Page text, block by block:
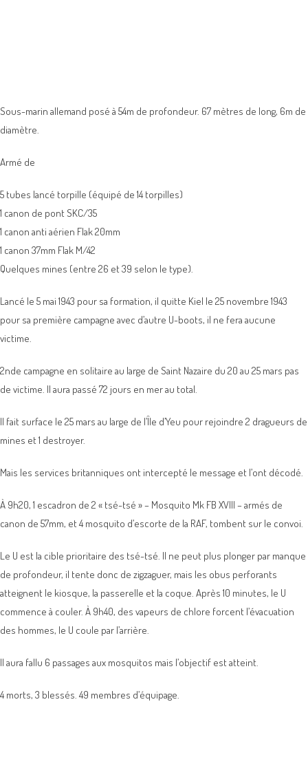
Sous-marin allemand posé à 54m de profondeur. 67 mètres de long, 6m de
diamètre.
Armé de
5 tubes lancé torpille (équipé de 14 torpilles)
1 canon de pont SKC/35
1 canon anti aérien Flak 20mm
1 canon 37mm Flak M/42
Quelques mines (entre 26 et 39 selon le type).
Lancé le 5 mai 1943 pour sa formation, il quitte Kiel le 25 novembre 1943
pour sa première campagne avec d’autre U-boots, il ne fera aucune
victime.
2nde campagne en solitaire au large de Saint Nazaire du 20 au 25 mars pas
de victime. Il aura passé 72 jours en mer au total.
Il fait surface le 25 mars au large de l’Île d’Yeu pour rejoindre 2 dragueurs de
mines et 1 destroyer.
Mais les services britanniques ont intercepté le message et l’ont décodé.
À 9h20, 1 escadron de 2 « tsé-tsé » – Mosquito Mk FB XVIII – armés de
canon de 57mm, et 4 mosquito d’escorte de la RAF, tombent sur le convoi.
Le U est la cible prioritaire des tsé-tsé. Il ne peut plus plonger par manque
de profondeur, il tente donc de zigzaguer, mais les obus perforants
atteignent le kiosque, la passerelle et la coque. Après 10 minutes, le U
commence à couler. À 9h40, des vapeurs de chlore forcent l’évacuation
des hommes, le U coule par l’arrière.
Il aura fallu 6 passages aux mosquitos mais l’objectif est atteint.
4 morts, 3 blessés. 49 membres d’équipage.